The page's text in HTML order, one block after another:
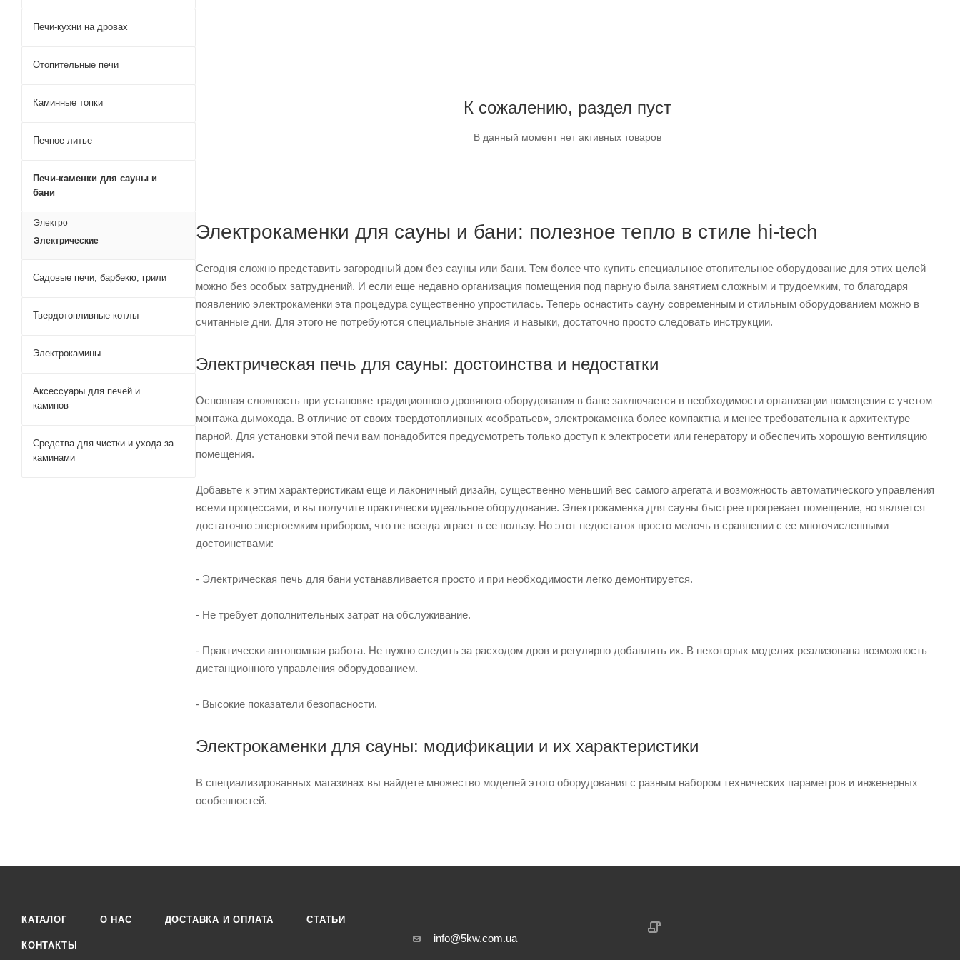
К сожалению, раздел пуст
В данный момент нет активных товаров
Электрокаменки для сауны и бани: полезное тепло в стиле hi-tech
Сегодня сложно представить загородный дом без сауны или бани. Тем более что купить специальное отопительное оборудование для этих целей
можно без особых затруднений. И если еще недавно организация помещения под парную была занятием сложным и трудоемким, то благодаря
появлению электрокаменки эта процедура существенно упростилась. Теперь оснастить сауну современным и стильным оборудованием можно в
считанные дни. Для этого не потребуются специальные знания и навыки, достаточно просто следовать инструкции.
Электрическая печь для сауны: достоинства и недостатки
Основная сложность при установке традиционного дровяного оборудования в бане заключается в необходимости организации помещения с учетом
монтажа дымохода. В отличие от своих твердотопливных «собратьев», электрокаменка более компактна и менее требовательна к архитектуре
парной. Для установки этой печи вам понадобится предусмотреть только доступ к электросети или генератору и обеспечить хорошую вентиляцию
помещения.
Добавьте к этим характеристикам еще и лаконичный дизайн, существенно меньший вес самого агрегата и возможность автоматического управления
всеми процессами, и вы получите практически идеальное оборудование. Электрокаменка для сауны быстрее прогревает помещение, но является
достаточно энергоемким прибором, что не всегда играет в ее пользу. Но этот недостаток просто мелочь в сравнении с ее многочисленными
достоинствами:
- Электрическая печь для бани устанавливается просто и при необходимости легко демонтируется.
- Не требует дополнительных затрат на обслуживание.
- Практически автономная работа. Не нужно следить за расходом дров и регулярно добавлять их. В некоторых моделях реализована возможность
дистанционного управления оборудованием.
- Высокие показатели безопасности.
Электрокаменки для сауны: модификации и их характеристики
В специализированных магазинах вы найдете множество моделей этого оборудования с разным набором технических параметров и инженерных
особенностей.
Печи-кухни на дровах
Отопительные печи
Каминные топки
Печное литье
Печи-каменки для сауны и
бани
Электро
Электрические
Садовые печи, барбекю, грили
Твердотопливные котлы
Электрокамины
Аксессуары для печей и
каминов
Средства для чистки и ухода за
каминами
КАТАЛОГ О НАС ДОСТАВКА И ОПЛАТА СТАТЬИ
КОНТАКТЫ
info@5kw.com.ua